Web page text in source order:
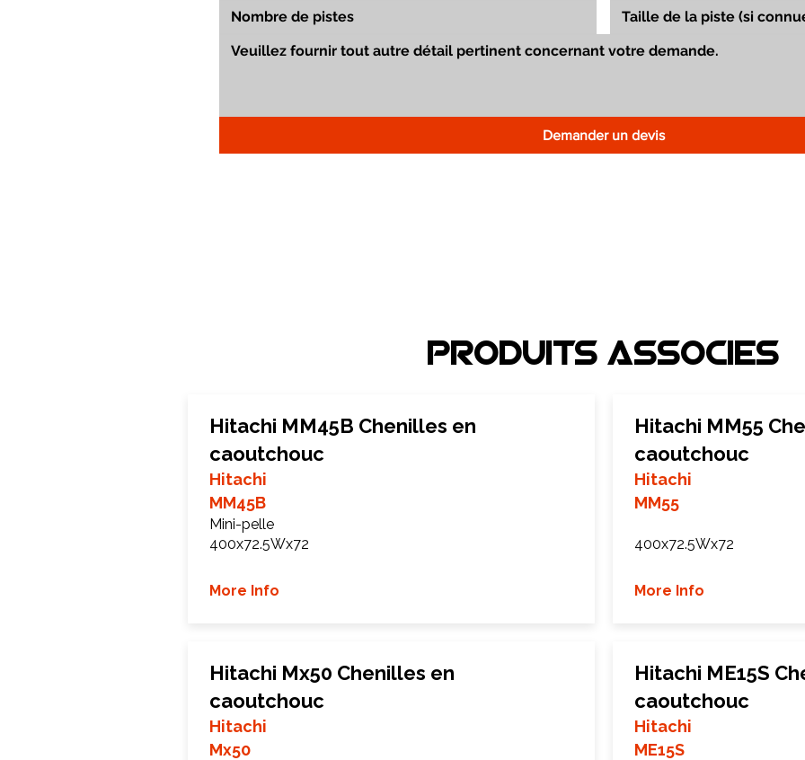
Demander un devis
Produits associEs
Hitachi MM45B Chenilles en
caoutchouc
Hitachi
MM45B
Mini-pelle
400x72.5Wx72
More Info
Hitachi Mx50 Chenilles en
caoutchouc
Hitachi
Mx50
Hitachi MM55
caoutchouc
Hitachi
MM55
400x72.5Wx72
More Info
Hitachi ME15S
caoutchouc
Hitachi
ME15S